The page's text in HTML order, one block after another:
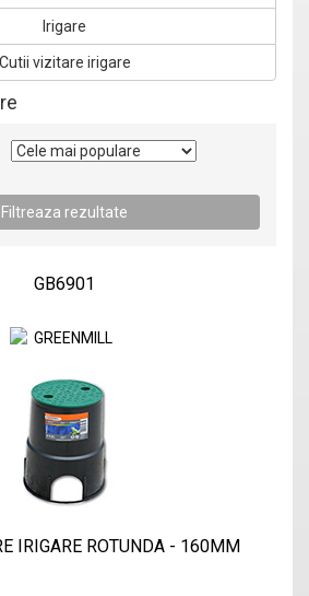
Irigare
Cutii vizitare irigare
GB6901
IRIGARE ROTUNDA - 160MM